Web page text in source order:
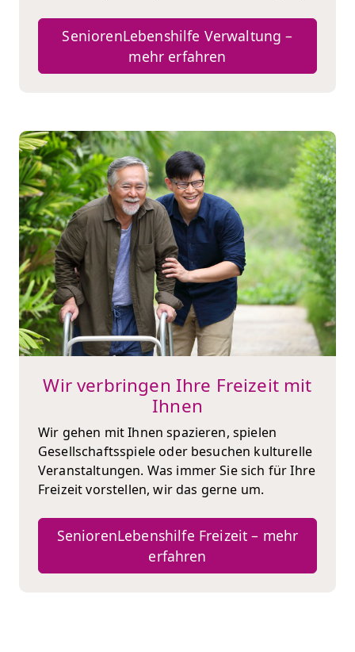
SeniorenLebenshilfe Verwaltung –
mehr erfahren
Wir verbringen Ihre Freizeit mit
Ihnen
Wir gehen mit Ihnen spazieren, spielen
Gesellschaftsspiele oder besuchen kulturelle
Veranstaltungen. Was immer Sie sich für Ihre
Freizeit vorstellen, wir das gerne um.
SeniorenLebenshilfe Freizeit – mehr
erfahren